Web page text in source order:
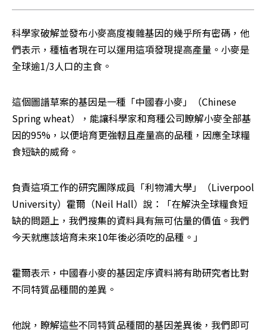
科學家破解並發布小麥高度複雜基因的幾乎所有密碼，他
們表示，種植者現在可以運用這項發現提高產量。小麥是
全球逾1/3人口的主食。
這個圖譜草案的基因是一種「中國春小麥」（Chinese
Spring wheat），能讓科學家和育種公司瞭解小麥全部基
因的95%，以便培育更強軔且產量高的品種，因應全球糧
食短缺的威脅。
負責這項工作的研究團隊成員「利物浦大學」（Liverpool
University）霍爾（Neil Hall）說：「在解決全球糧食短
缺的問題上，我們搜集的資料具有無可估量的價值。我們
今天就應該培育未來10年後必須吃的品種。」
霍爾表示，中國春小麥的基因定序資料將有助研究者比對
不同特質品種間的差異。
他說，瞭解這些不同特質品種間的基因差異後，我們即可